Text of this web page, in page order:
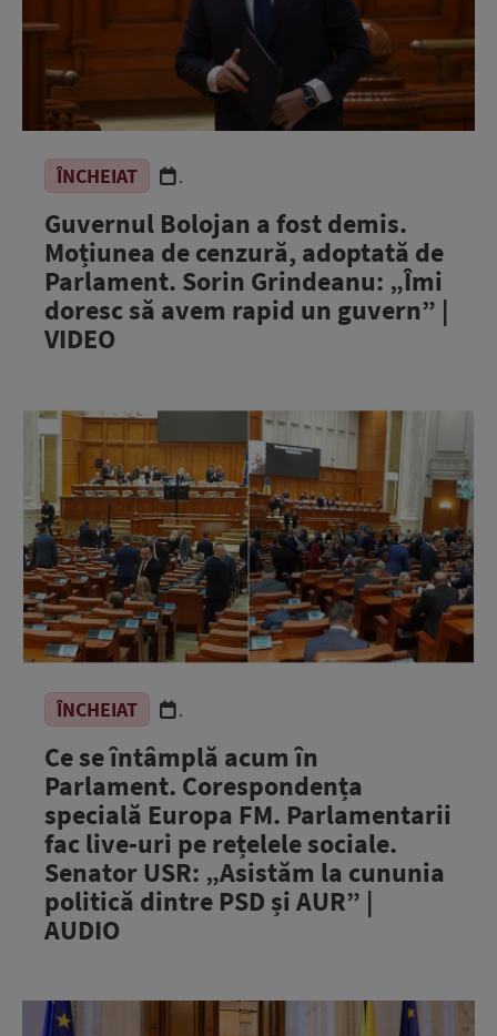
ÎNCHEIAT .
Guvernul Bolojan a fost demis.
Moțiunea de cenzură, adoptată de
Parlament. Sorin Grindeanu: „Îmi
doresc să avem rapid un guvern” |
VIDEO
ÎNCHEIAT .
Ce se întâmplă acum în
Parlament. Corespondența
specială Europa FM. Parlamentarii
fac live-uri pe rețelele sociale.
Senator USR: „Asistăm la cununia
politică dintre PSD și AUR” |
AUDIO